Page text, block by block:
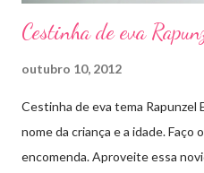
Cestinha de eva
outubro 10, 2012
Cestinha de eva tema Rapunzel
nome da criança e a idade. Faço
encomenda. Aproveite essa